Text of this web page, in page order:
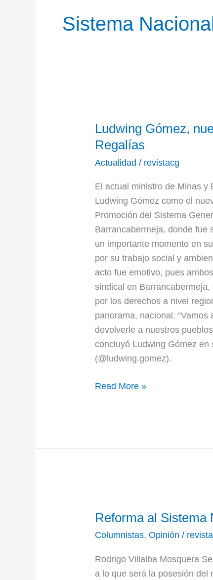
Sistema
Ludwing Gómez,
Regalías
Actualidad / revistacg
El actual ministro de Minas y
Ludwing Gómez como el
Promoción del Sistema
Barrancabermeja, donde fue
un importante momento en
por su trabajo social y
acto fue emotivo, pues
sindical en
por los derechos a nivel
panorama, nacional.
devolverle a nuestros
concluyó Ludwing Gómez
(@ludwing.gomez).
Gómez,
nuevo
Director
de
Regalías
Read More »
Reforma al Sistema
Columnistas,Opinión /
Rodrigo Villalba Mosquera
a lo que será la posesión del
al
Sistema
de
Regalías